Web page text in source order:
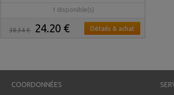
1 disponible(s)
38.34 € 24.20 € Détails & achat
COORDONNÉES